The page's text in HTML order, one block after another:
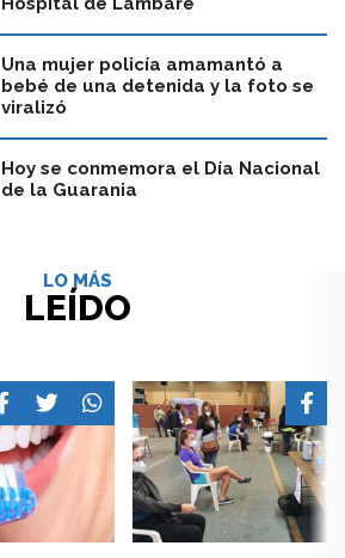
Una mujer policía amamantó a
bebé de una detenida y la foto se
viralizó
Hoy se conmemora el Día Nacional
de la Guarania
LO MÁS
LEÍDO